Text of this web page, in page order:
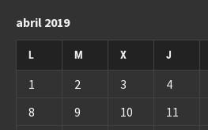
abril 2019
L M X J
1 2 3 4
8
9 10 11